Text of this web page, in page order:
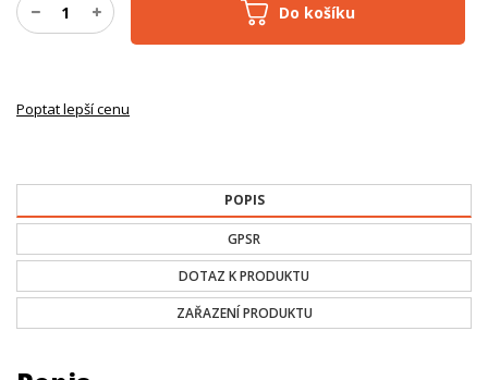
Do košíku
Poptat lepší cenu
POPIS
GPSR
DOTAZ K PRODUKTU
ZAŘAZENÍ PRODUKTU